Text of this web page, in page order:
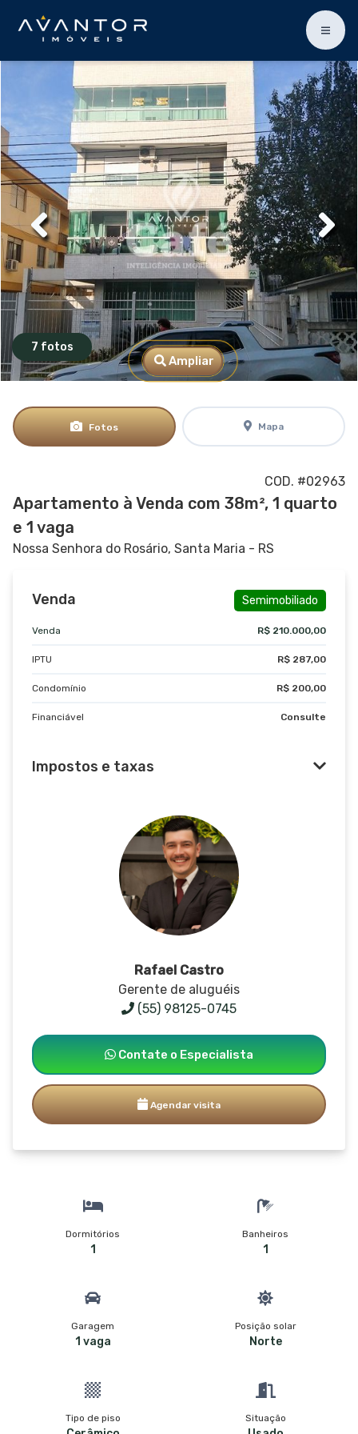
7 fotos
Ampliar
Fotos Mapa
COD. #02963
Apartamento à Venda com 38m², 1 quarto
e 1 vaga
Nossa Senhora do Rosário, Santa Maria - RS
Venda Semimobiliado
Venda R$ 210.000,00
IPTU R$ 287,00
Condomínio R$ 200,00
Financiável Consulte
Impostos e taxas
Rafael Castro
Gerente de aluguéis
(55) 98125-0745
Contate o Especialista
Agendar visita
Dormitórios
1
Banheiros
1
Garagem
1 vaga
Posição solar
Norte
Tipo de piso Situação